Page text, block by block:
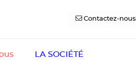
Contactez-nous
LA SOCIÉTÉ